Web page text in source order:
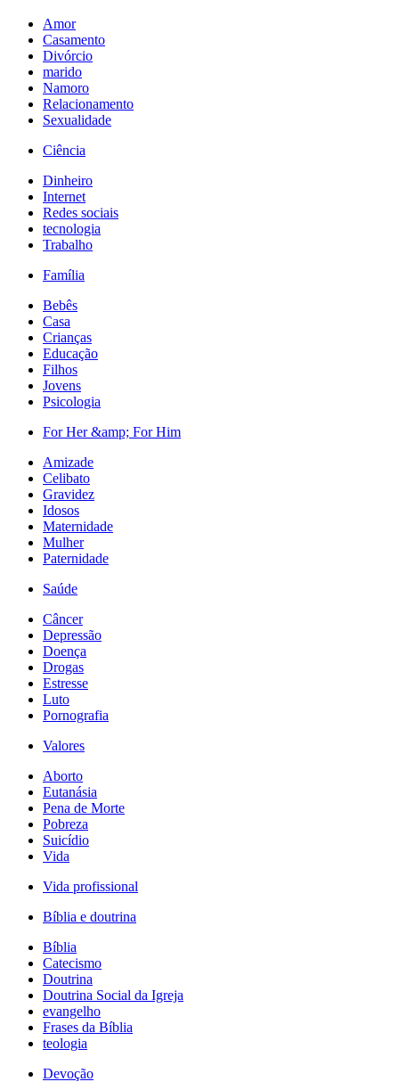
Amor
Casamento
Divórcio
marido
Namoro
Relacionamento
Sexualidade
Ciência
Dinheiro
Internet
Redes sociais
tecnologia
Trabalho
Família
Bebês
Casa
Crianças
Educação
Filhos
Jovens
Psicologia
For Her &amp; For Him
Amizade
Celibato
Gravidez
Idosos
Maternidade
Mulher
Paternidade
Saúde
Câncer
Depressão
Doença
Drogas
Estresse
Luto
Pornografia
Valores
Aborto
Eutanásia
Pena de Morte
Pobreza
Suicídio
Vida
Vida profissional
Bíblia e doutrina
Bíblia
Catecismo
Doutrina
Doutrina Social da Igreja
evangelho
Frases da Bíblia
teologia
Devoção